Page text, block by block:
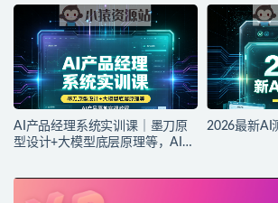
AI产品经理系统实训课｜墨刀原
型设计+大模型底层原理等，AI产
2026最新AI